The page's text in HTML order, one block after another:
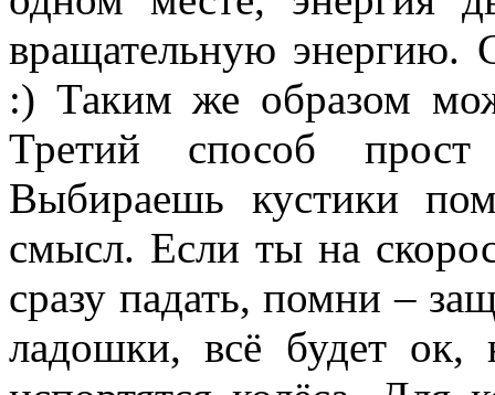
вращательную энергию.
:) Таким же образом
Третий способ
Выбираешь кустики
смысл. Если ты на
сразу падать, помни –
ладошки, всё будет